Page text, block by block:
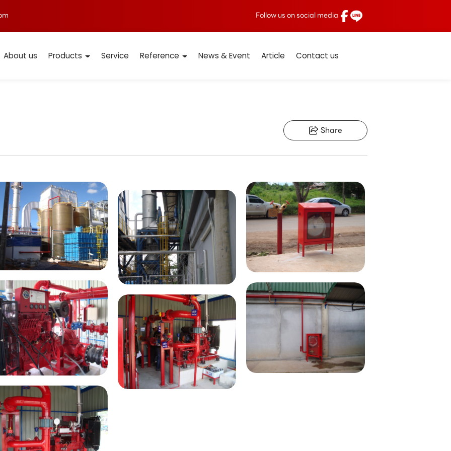
Follow us on social media
About us Products Service Reference News & Event Article Contact us
Share